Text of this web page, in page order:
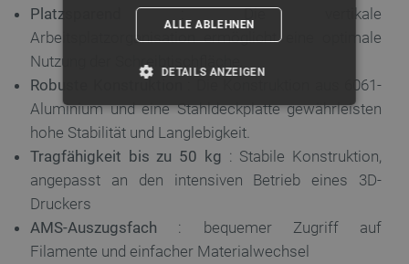
Platzsparend
: Die vertikale
Arbeitsplatzorganisation ermöglicht eine optimale
Nutzung der Schreibtischfläche.
Robuste Konstruktion
: Die Konstruktion aus 6061-
Aluminium und eine Stahldeckplatte gewährleisten
hohe Stabilität und Langlebigkeit.
Tragfähigkeit bis zu 50 kg : Stabile Konstruktion,
angepasst an den intensiven Betrieb eines 3D-
Druckers
AMS-Auszugsfach : bequemer Zugriff auf
Filamente und einfacher Materialwechsel
ALLE ABLEHNEN
DETAILS ANZEIGEN
UNBEDINGT ERFORDERLICH
PERFORMANCE